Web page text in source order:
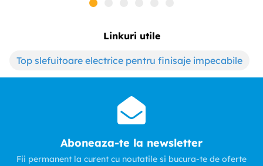
Linkuri utile
Top slefuitoare electrice pentru finisaje impecabile
Aboneaza-te la newsletter
Fii permanent la curent cu noutatile si bucura-te de oferte